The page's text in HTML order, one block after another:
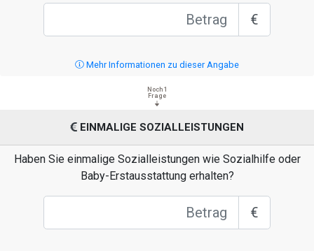
€
Mehr Informationen zu dieser Angabe
Noch 1
Frage
EINMALIGE SOZIALLEISTUNGEN
Haben Sie einmalige Sozialleistungen wie Sozialhilfe oder
Baby-Erstausstattung erhalten?
€